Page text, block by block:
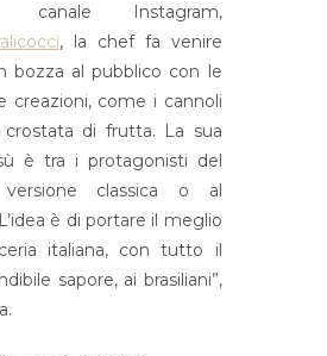
Instagram,
, la chef fa venire
bozza al pubblico con le
creazioni, come i cannoli
crostata di frutta. La sua
è tra i protagonisti del
classica o al
è di portare il meglio
italiana, con tutto il
sapore, ai brasiliani”,